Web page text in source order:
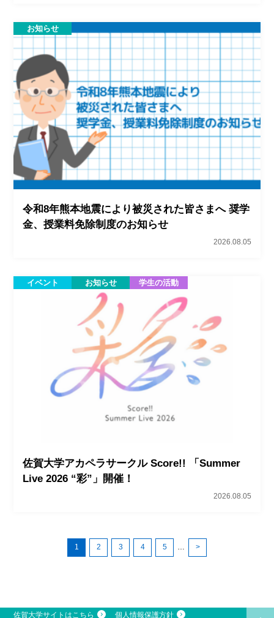
お知らせ
令和8年熊本地震により被災された皆さまへ 奨学
金、授業料免除制度のお知らせ
2026.08.05
イベント お知らせ 学生の活動
佐賀大学アカペラサークル Score!! 「Summer
Live 2026 “彩”」開催！
2026.08.05
1 2 3 4 5 … >
佐賀大学サイトはこちら 個人情報保護方針